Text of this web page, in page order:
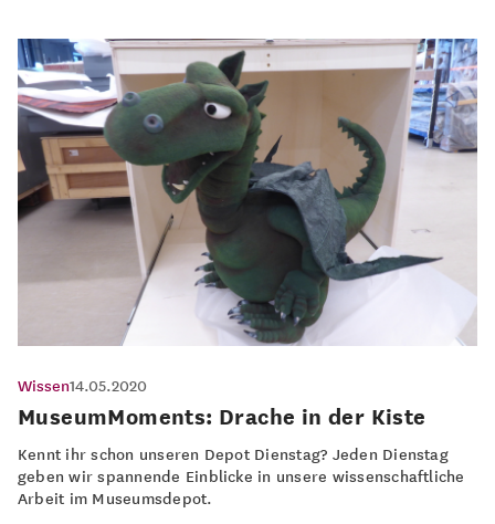
Wissen14.05.2020
MuseumMoments: Drache in der Kiste
Kennt ihr schon unseren Depot Dienstag? Jeden Dienstag
geben wir spannende Einblicke in unsere wissenschaftliche
Arbeit im Museumsdepot.